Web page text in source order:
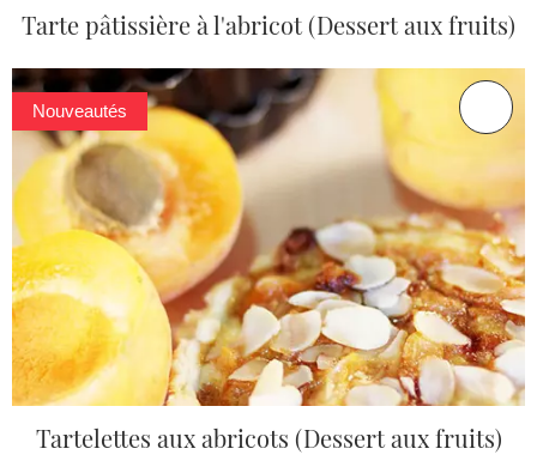
Tarte pâtissière à l'abricot (Dessert aux fruits)
Nouveautés
Tartelettes aux abricots (Dessert aux fruits)